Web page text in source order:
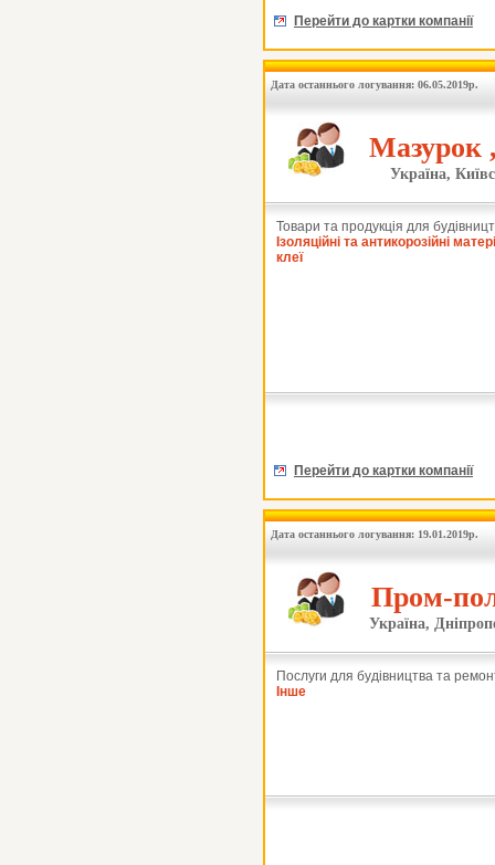
Перейти до картки компанії
Дата останнього логування: 06.05.2019р.
Україна,
Товари та продукція для
Ізоляційні та антикорозійні
клеї
Перейти до картки компанії
Дата останнього логування: 19.01.2019р.
Пром-
Україна,
Послуги для будівництва та
Інше